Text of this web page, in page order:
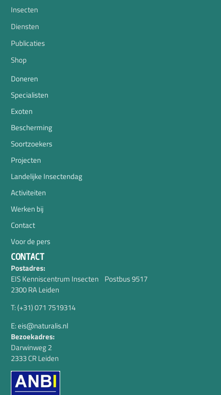
Insecten
Diensten
Publicaties
Shop
Doneren
Specialisten
Exoten
Bescherming
Soortzoekers
Projecten
Landelijke Insectendag
Activiteiten
Werken bij
Contact
Voor de pers
CONTACT
Postadres:
EIS Kenniscentrum Insecten Postbus 9517
2300 RA Leiden
T: (+31) 071 7519314
E: eis@naturalis.nl
Bezoekadres:
Darwinweg 2
2333 CR Leiden